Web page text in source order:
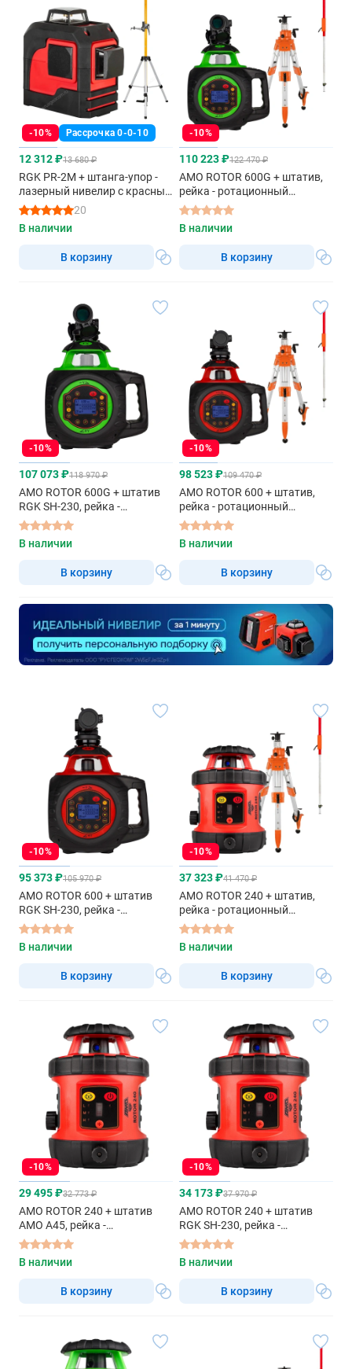
-10% Рассрочка 0-0-10
12 312 ₽13 680 ₽
RGK PR-2M + штанга-упор -
лазерный нивелир с красным
лучом
20
В наличии
В корзину
-10%
110 223 ₽122 470 ₽
AMO ROTOR 600G + штатив,
рейка - ротационный
нивелир с зеленым лучом
В наличии
В корзину
-10%
107 073 ₽118 970 ₽
AMO ROTOR 600G + штатив
RGK SH-230, рейка -
ротационный нивелир с
зеленым лучом
В наличии
В корзину
-10%
98 523 ₽109 470 ₽
AMO ROTOR 600 + штатив,
рейка - ротационный
нивелир с красным лучом
В наличии
В корзину
-10%
95 373 ₽105 970 ₽
AMO ROTOR 600 + штатив
RGK SH-230, рейка -
ротационный нивелир с
красным лучом
В наличии
В корзину
-10%
37 323 ₽41 470 ₽
AMO ROTOR 240 + штатив,
рейка - ротационный
нивелир с красным лучом
В наличии
В корзину
-10%
29 495 ₽32 773 ₽
AMO ROTOR 240 + штатив
AMO A45, рейка -
ротационный нивелир с
красным лучом
В наличии
В корзину
-10%
34 173 ₽37 970 ₽
AMO ROTOR 240 + штатив
RGK SH-230, рейка -
ротационный нивелир с
красным лучом
В наличии
В корзину